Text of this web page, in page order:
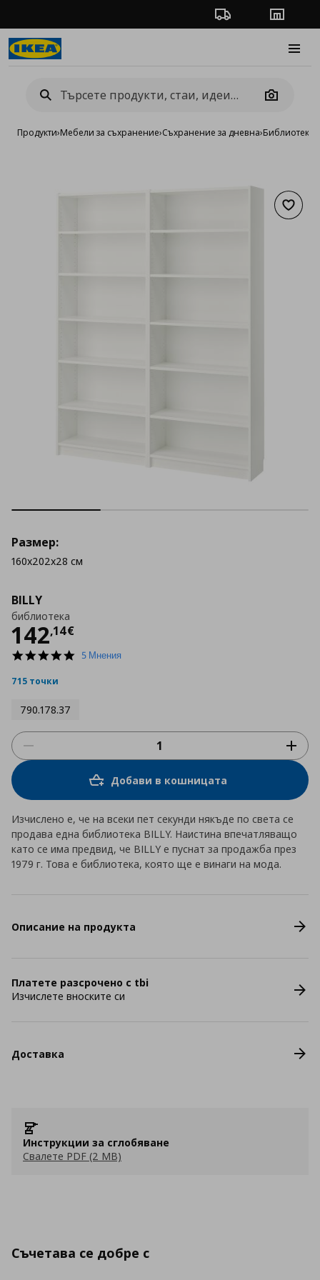
Проследяване на
Camera
Продукти›Мебели за съхранение›Съхранение за дневна›Библиотеки
BILLY
библиотека
142,14€
Цена
5.0
5 Мнения
715 точки
790.178.37
Размер:
160x202x28 см
Добави в кошницата
Изчислено е, че на всеки пет секунди някъде по света се
продава една библиотека BILLY. Наистина впечатляващо
като се има предвид, че BILLY е пуснат за продажба през
1979 г. Това е библиотека, която ще е винаги на мода.
Описание на продукта
Платете разсрочено с tbi
Изчислете вноските си
Доставка
Инструкции за сглобяване
Свалете PDF (2 MB)
Съчетава се добре с